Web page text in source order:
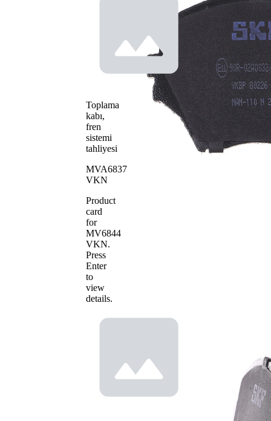
Fren balatası
Eğitilmiş
kenarlarla
23585
23586
Balata adedi
Toplama
kabı,
fren
sistemi
tahliyesi
MVA6837
VKN
Product
card
for
MV6844
VKN.
Press
Enter
to
view
details.